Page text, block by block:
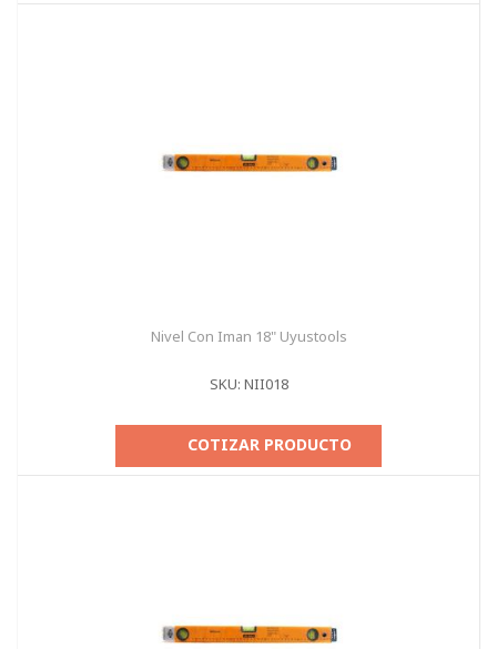
Nivel Con Iman 18" Uyustools
SKU: NII018
COTIZAR PRODUCTO